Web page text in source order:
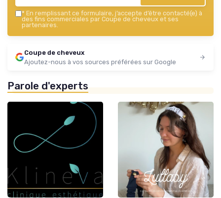
* En remplissant ce formulaire, j’accepte d’être contacté(e) à
des fins commerciales par Coupe de cheveux et ses
partenaires.
Coupe de cheveux
Ajoutez-nous à vos sources préférées sur Google
Parole d'experts